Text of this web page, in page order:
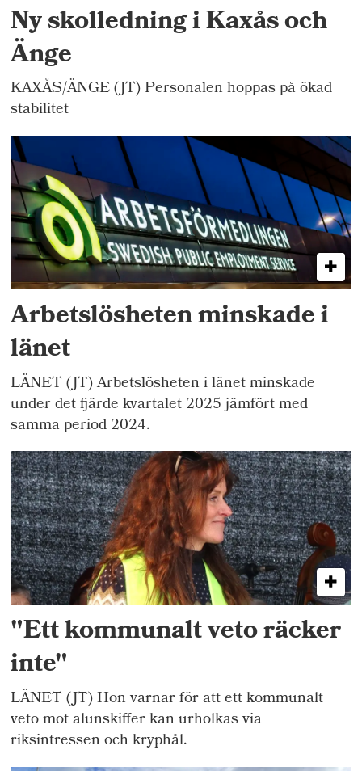
Ny skolledning i Kaxås och
Änge
KAXÅS/ÄNGE (JT) Personalen hoppas på ökad
stabilitet
Arbetslösheten minskade i
länet
LÄNET (JT) Arbetslösheten i länet minskade
under det fjärde kvartalet 2025 jämfört med
samma period 2024.
"Ett kommunalt veto räcker
inte"
LÄNET (JT) Hon varnar för att ett kommunalt
veto mot alunskiffer kan urholkas via
riksintressen och kryphål.